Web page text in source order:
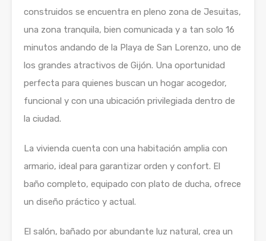
construidos se encuentra en pleno zona de Jesuitas,
una zona tranquila, bien comunicada y a tan solo 16
minutos andando de la Playa de San Lorenzo, uno de
los grandes atractivos de Gijón. Una oportunidad
perfecta para quienes buscan un hogar acogedor,
funcional y con una ubicación privilegiada dentro de
la ciudad.
La vivienda cuenta con una habitación amplia con
armario, ideal para garantizar orden y confort. El
baño completo, equipado con plato de ducha, ofrece
un diseño práctico y actual.
El salón, bañado por abundante luz natural, crea un